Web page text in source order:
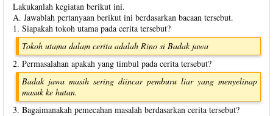
Lakukanlah kegiatan berikut ini.
A. Jawablah pertanyaan berikut ini berdasarkan bacaan tersebut.
1. Siapakah tokoh utama pada cerita tersebut?
Tokoh utama dalam cerita adalah Rino si Badak jawa
2. Permasalahan apakah yang timbul pada cerita tersebut?
Badak jawa masih sering diincar pemburu liar yang menyelinap
masuk ke hutan.
3. Bagaimanakah pemecahan masalah berdasarkan cerita tersebut?